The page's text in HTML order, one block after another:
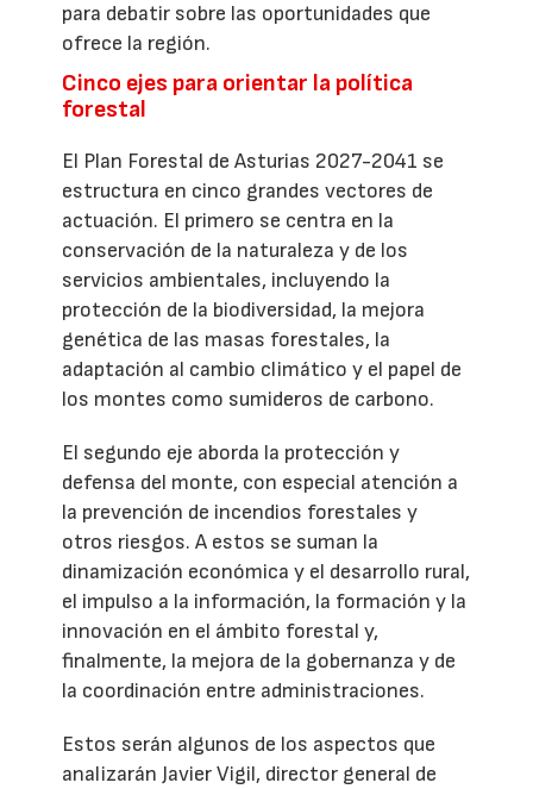
para debatir sobre las oportunidades que
ofrece la región.
Cinco ejes para orientar la política
forestal
El Plan Forestal de Asturias 2027-2041 se
estructura en cinco grandes vectores de
actuación. El primero se centra en la
conservación de la naturaleza y de los
servicios ambientales, incluyendo la
protección de la biodiversidad, la mejora
genética de las masas forestales, la
adaptación al cambio climático y el papel de
los montes como sumideros de carbono.
El segundo eje aborda la protección y
defensa del monte, con especial atención a
la prevención de incendios forestales y
otros riesgos. A estos se suman la
dinamización económica y el desarrollo rural,
el impulso a la información, la formación y la
innovación en el ámbito forestal y,
finalmente, la mejora de la gobernanza y de
la coordinación entre administraciones.
Estos serán algunos de los aspectos que
analizarán Javier Vigil, director general de